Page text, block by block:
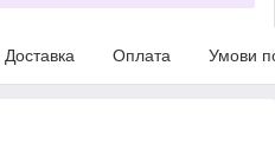
Доставка Оплата Умови